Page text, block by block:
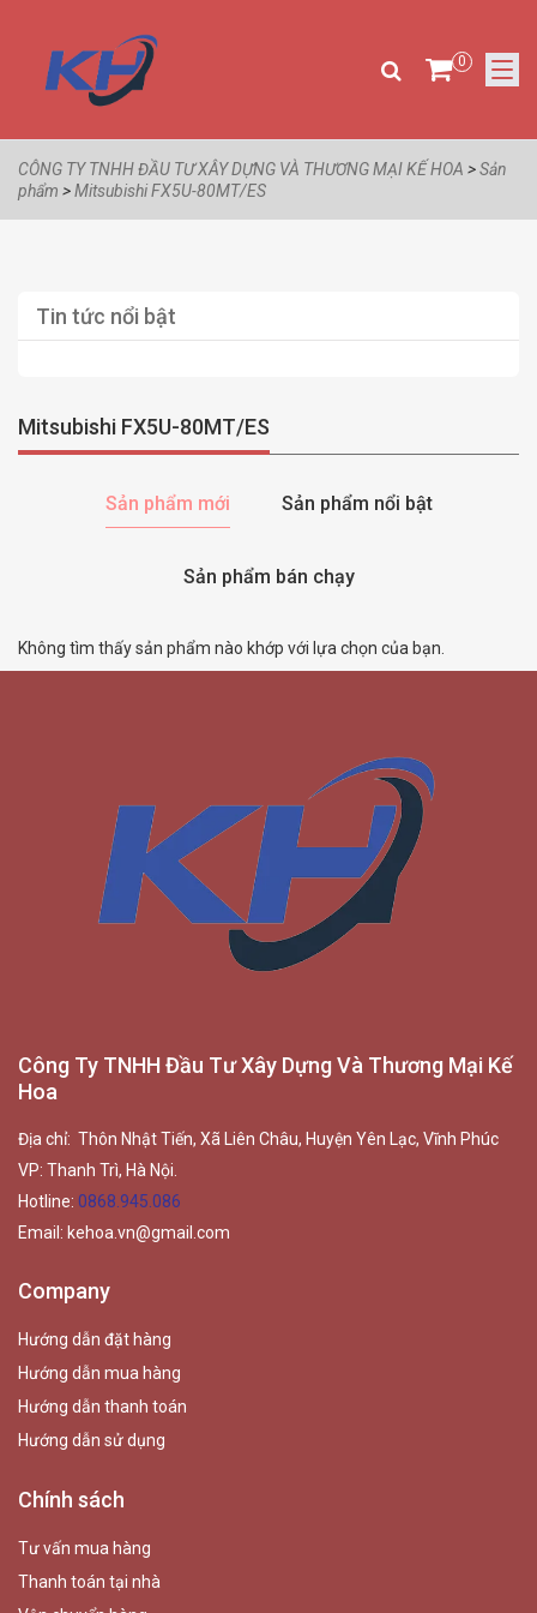
0
CÔNG TY TNHH ĐẦU TƯ XÂY DỰNG VÀ THƯƠNG MẠI KẾ HOA >Sản
phẩm >Mitsubishi FX5U-80MT/ES
Tin tức nổi bật
Mitsubishi FX5U-80MT/ES
Sản phẩm mới Sản phẩm nổi bật
Sản phẩm bán chạy
Không tìm thấy sản phẩm nào khớp với lựa chọn của bạn.
Công Ty TNHH Đầu Tư Xây Dựng Và Thương Mại Kế
Hoa
Địa chỉ: Thôn Nhật Tiến, Xã Liên Châu, Huyện Yên Lạc, Vĩnh Phúc
VP: Thanh Trì, Hà Nội.
Hotline: 0868.945.086
Email: kehoa.vn@gmail.com
Company
Hướng dẫn đặt hàng
Hướng dẫn mua hàng
Hướng dẫn thanh toán
Hướng dẫn sử dụng
Chính sách
Tư vấn mua hàng
Thanh toán tại nhà